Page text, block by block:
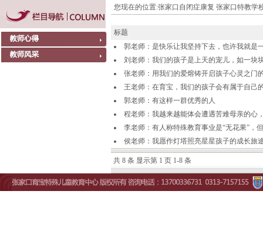
您现在的位置:张家口自闭症康复 张家口特教学
标题
郭老师：是快乐让我坚持下去，也许我就是
刘老师：我们的孩子是上天的宠儿，如一块
张老师：用我们的爱熔铸开启孩子心灵之门
王老师：在育宝，我们的孩子会有属于自己
郭老师：有这样一群优秀的人
程老师：我越来越能体会遭遇苦难母亲的心
李老师：有人称特殊教育事业是“无花果”，
侯老师：我愿作灯塔照亮星星孩子的成长旅
共 8 条 显示第 1 页 1-8 条